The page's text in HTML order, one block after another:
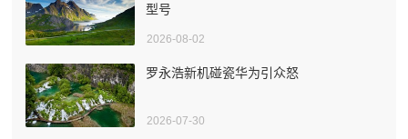
型号
2026-08-02
罗永浩新机碰瓷华为引众怒
2026-07-30